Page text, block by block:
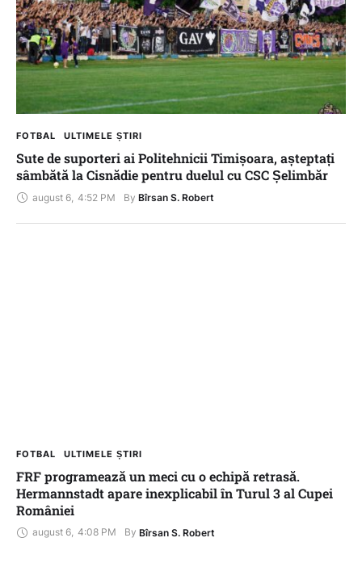
FOTBAL ULTIMELE ȘTIRI
Sute de suporteri ai Politehnicii Timișoara, așteptați
sâmbătă la Cisnădie pentru duelul cu CSC Șelimbăr
august 6 4:52 PM By Bîrsan S. Robert
FOTBAL ULTIMELE ȘTIRI
FRF programează un meci cu o echipă retrasă.
Hermannstadt apare inexplicabil în Turul 3 al Cupei
României
august 6, 4:08 PM By Bîrsan S. Robert